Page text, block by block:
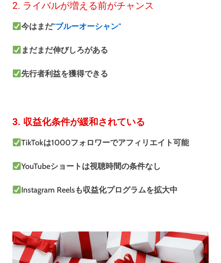
2. ライバルが増える前がチャンス
今はまだ"ブルーオーシャン"
まだまだ伸びしろがある
先行者利益を獲得できる
3. 収益化条件が緩和されている
TikTokは1000フォロワーでアフィリエイト可能
YouTubeショートは視聴時間の条件なし
Instagram Reelsも収益化プログラムを拡大中